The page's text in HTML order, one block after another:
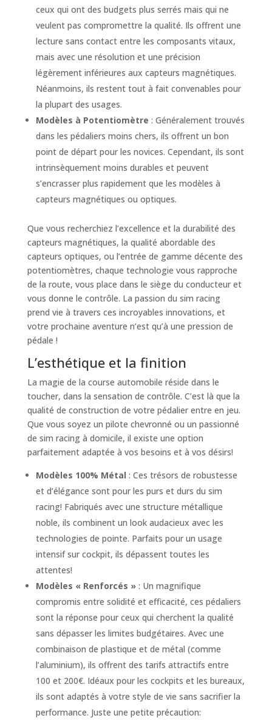
ceux qui ont des budgets plus serrés mais qui ne
veulent pas compromettre la qualité. Ils offrent une
lecture sans contact entre les composants vitaux,
mais avec une résolution et une précision
légèrement inférieures aux capteurs magnétiques.
Néanmoins, ils restent tout à fait convenables pour
la plupart des usages.
Modèles à Potentiomètre : Généralement trouvés
dans les pédaliers moins chers, ils offrent un bon
point de départ pour les novices. Cependant, ils sont
intrinsèquement moins durables et peuvent
s’encrasser plus rapidement que les modèles à
capteurs magnétiques ou optiques.
Que vous recherchiez l’excellence et la durabilité des
capteurs magnétiques, la qualité abordable des
capteurs optiques, ou l’entrée de gamme décente des
potentiomètres, chaque technologie vous rapproche
de la route, vous place dans le siège du conducteur et
vous donne le contrôle. La passion du sim racing
prend vie à travers ces incroyables innovations, et
votre prochaine aventure n’est qu’à une pression de
pédale !
L’esthétique et la finition
La magie de la course automobile réside dans le
toucher, dans la sensation de contrôle. C’est là que la
qualité de construction de votre pédalier entre en jeu.
Que vous soyez un pilote chevronné ou un passionné
de sim racing à domicile, il existe une option
parfaitement adaptée à vos besoins et à vos désirs!
Modèles 100% Métal : Ces trésors de robustesse
et d’élégance sont pour les purs et durs du sim
racing! Fabriqués avec une structure métallique
noble, ils combinent un look audacieux avec les
technologies de pointe. Parfaits pour un usage
intensif sur cockpit, ils dépassent toutes les
attentes!
Modèles « Renforcés » : Un magnifique
compromis entre solidité et efficacité, ces pédaliers
sont la réponse pour ceux qui cherchent la qualité
sans dépasser les limites budgétaires. Avec une
combinaison de plastique et de métal (comme
l’aluminium), ils offrent des tarifs attractifs entre
100 et 200€. Idéaux pour les cockpits et les bureaux,
ils sont adaptés à votre style de vie sans sacrifier la
performance. Juste une petite précaution: